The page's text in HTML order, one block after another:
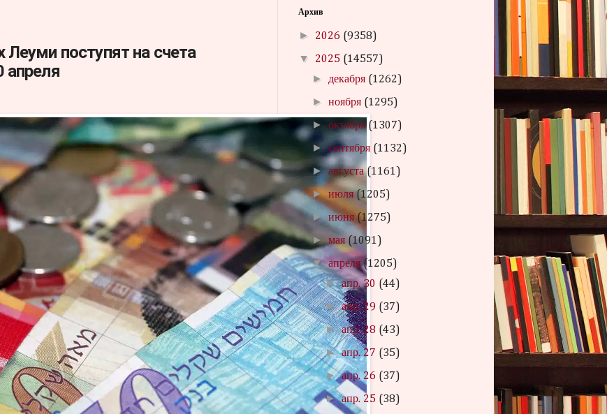
поступят на счета
апреля
Архив
► 2026 (9358)
▼ 2025 (14557)
► декабря (1262)
►ноября (1295)
►октября(1307)
►сентября (1132)
►августа(1161)
►июля(1205)
►июня(1275)
►мая (1091)
▼апреля(1205)
►апр. 30 (44)
►апр. 29 (37)
►апр. 28 (43)
►апр. 27 (35)
►апр. 26 (37)
►апр. 25 (38)